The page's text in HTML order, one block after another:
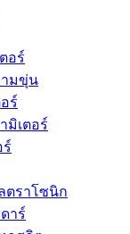
อร์
ามขุ่น
ร์
มิเตอร์
ร์
ตราโซนิก
าร์